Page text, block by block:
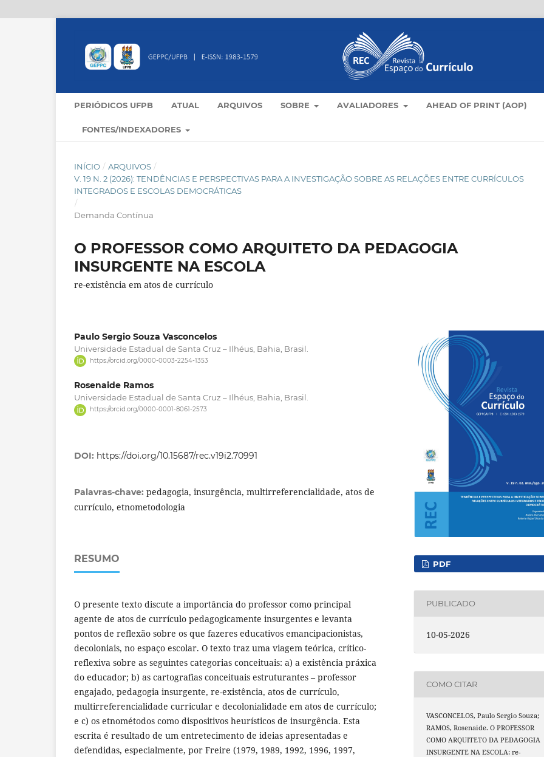
PERIÓDICOS UFPB ATUAL ARQUIVOS SOBRE AVALIADORES AHEAD OF PRINT (AOP)
FONTES/INDEXADORES
INÍCIO / ARQUIVOS /
V. 19 N. 2 (2026): TENDÊNCIAS E PERSPECTIVAS PARA A INVESTIGAÇÃO SOBRE AS RELAÇÕES ENTRE CURRÍCULOS
INTEGRADOS E ESCOLAS DEMOCRÁTICAS
/
Demanda Contínua
O PROFESSOR COMO ARQUITETO DA PEDAGOGIA
INSURGENTE NA ESCOLA
re-existência em atos de currículo
Paulo Sergio Souza Vasconcelos
Universidade Estadual de Santa Cruz – Ilhéus, Bahia, Brasil.
https://orcid.org/0000-0003-2254-1353
Rosenaide Ramos
Universidade Estadual de Santa Cruz – Ilhéus, Bahia, Brasil.
https://orcid.org/0000-0001-8061-2573
DOI: https://doi.org/10.15687/rec.v19i2.70991
Palavras-chave: pedagogia, insurgência, multirreferencialidade, atos de
currículo, etnometodologia
RESUMO
O presente texto discute a importância do professor como principal
agente de atos de currículo pedagogicamente insurgentes e levanta
pontos de reflexão sobre os que fazeres educativos emancipacionistas,
decoloniais, no espaço escolar. O texto traz uma viagem teórica, crítico-
reflexiva sobre as seguintes categorias conceituais: a) a existência práxica
do educador; b) as cartografias conceituais estruturantes – professor
engajado, pedagogia insurgente, re-existência, atos de currículo,
multirreferencialidade curricular e decolonialidade em atos de currículo;
e c) os etnométodos como dispositivos heurísticos de insurgência. Esta
escrita é resultado de um entretecimento de ideias apresentadas e
defendidas, especialmente, por Freire (1979, 1989, 1992, 1996, 1997,
PDF
PUBLICADO
10-05-2026
COMO CITAR
VASCONCELOS, Paulo Sergio Souza;
RAMOS, Rosenaide. O PROFESSOR
COMO ARQUITETO DA PEDAGOGIA
INSURGENTE NA ESCOLA: re-